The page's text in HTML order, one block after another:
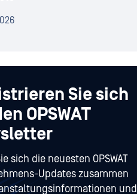
Sie sich
OPSWAT
sich die neuesten OPSWAT
Updates zusammen
und